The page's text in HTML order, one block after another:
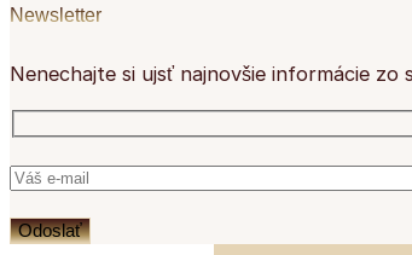
Newsletter
Nenechajte si ujsť najnovšie informácie